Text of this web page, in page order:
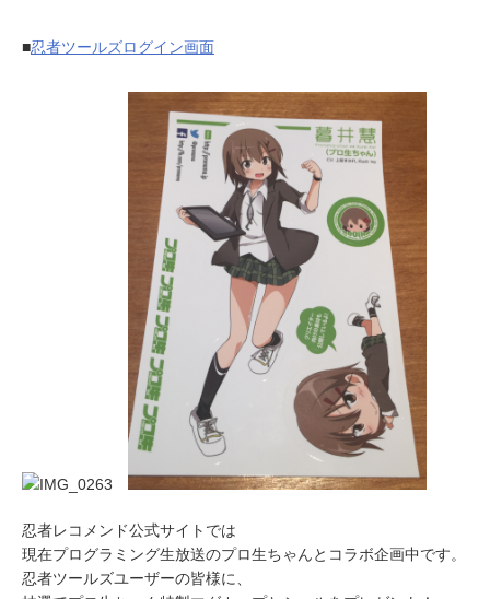
■忍者ツールズログイン画面
忍者レコメンド公式サイトでは
現在プログラミング生放送のプロ生ちゃんとコラボ企画中です。
忍者ツールズユーザーの皆様に、